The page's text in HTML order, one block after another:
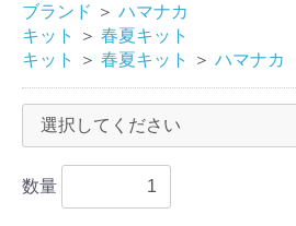
ブランド ＞ ハマナカ
キット
＞ 春夏キット
キット
＞ 春夏キット ＞ ハマナカ
数量